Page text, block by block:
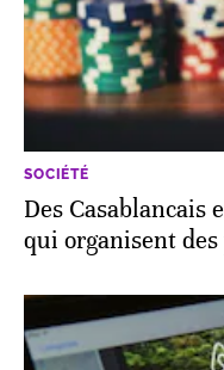
SOCIÉTÉ
Des Casablancais
qui organisent